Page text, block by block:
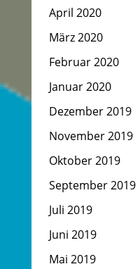
April 2020
März 2020
Februar 2020
Januar 2020
Dezember 2019
November 2019
Oktober 2019
September 2019
Juli 2019
Juni 2019
Mai 2019